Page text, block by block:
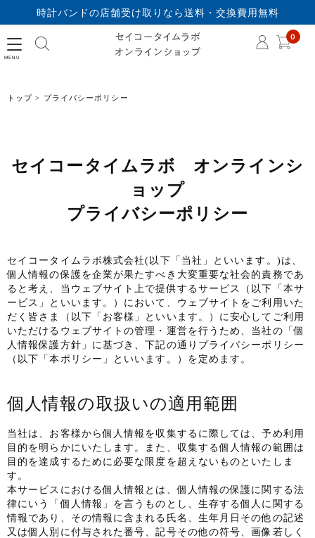
時計バンドの店舗受け取りなら送料・交換費用無料
セイコータイムラボオ
0
トップ プライバシーポリシー
セイコータイムラボ オンラインシ
ョップ
プライバシーポリシー
セイコータイムラボ株式会社(以下「当社」といいます。)は、
個人情報の保護を企業が果たすべき大変重要な社会的責務であ
ると考え、当ウェブサイト上で提供するサービス（以下「本サ
ービス」といいます。）において、ウェブサイトをご利用いた
だく皆さま（以下「お客様」といいます。）に安心してご利用
いただけるウェブサイトの管理・運営を行うため、当社の「個
人情報保護方針」に基づき、下記の通りプライバシーポリシー
（以下「本ポリシー」といいます。）を定めます。
個人情報の取扱いの適用範囲
当社は、お客様から個人情報を収集するに際しては、予め利用
目的を明らかにいたします。また、収集する個人情報の範囲は
目的を達成するために必要な限度を超えないものといたしま
す。
本サービスにおける個人情報とは、個人情報の保護に関する法
律にいう「個人情報」を言うものとし、生存する個人に関する
情報であり、その情報に含まれる氏名、生年月日その他の記述
又は個人別に付与された番号、記号その他の符号、画像若しく